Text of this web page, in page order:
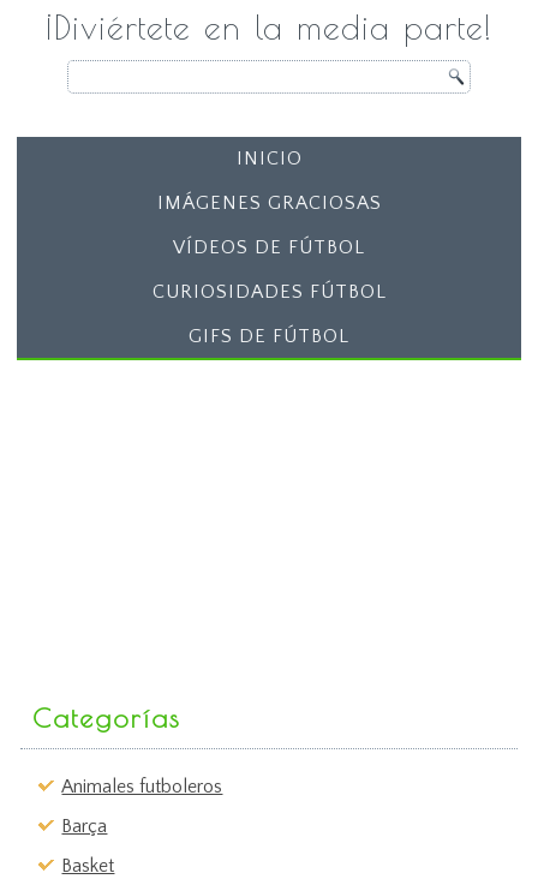
¡Diviértete en la media parte!
INICIO
IMÁGENES GRACIOSAS
VÍDEOS DE FÚTBOL
CURIOSIDADES FÚTBOL
GIFS DE FÚTBOL
Categorías
Animales futboleros
Barça
Basket